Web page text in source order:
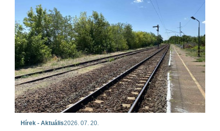
Hírek - Aktuális2026. 07. 20.